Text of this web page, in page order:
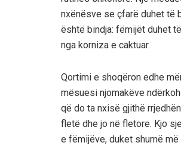
nxënësve se çfarë duhet të
është bindja: fëmijët duhet
nga korniza e caktuar.
Qortimi e shoqëron edhe
mësuesi njomakëve
që do ta nxisë gjithë
fletë dhe jo në fletore. Kjo
e fëmijëve, duket shumë më